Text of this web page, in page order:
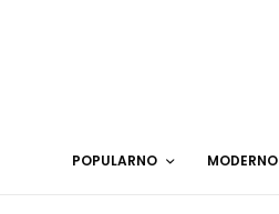
POPULARNO MODERNO